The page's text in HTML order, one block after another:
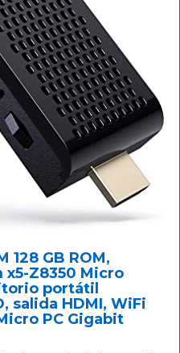
128 GB ROM,
x5-Z8350 Micro
portátil
salida HDMI, WiFi
PC Gigabit